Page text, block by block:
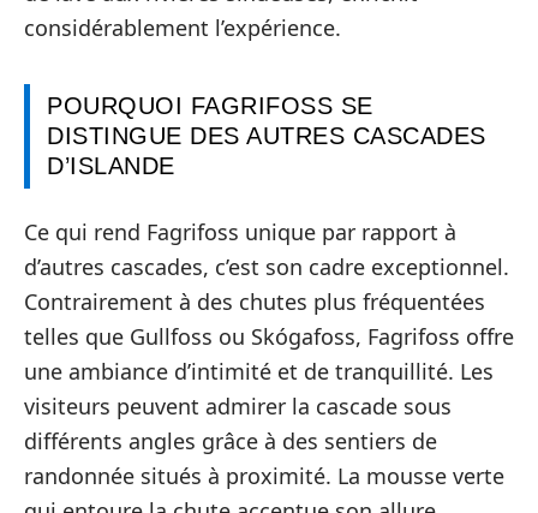
considérablement l’expérience.
POURQUOI FAGRIFOSS SE
DISTINGUE DES AUTRES CASCADES
D’ISLANDE
Ce qui rend Fagrifoss unique par rapport à
d’autres cascades, c’est son cadre exceptionnel.
Contrairement à des chutes plus fréquentées
telles que Gullfoss ou Skógafoss, Fagrifoss offre
une ambiance d’intimité et de tranquillité. Les
visiteurs peuvent admirer la cascade sous
différents angles grâce à des sentiers de
randonnée situés à proximité. La mousse verte